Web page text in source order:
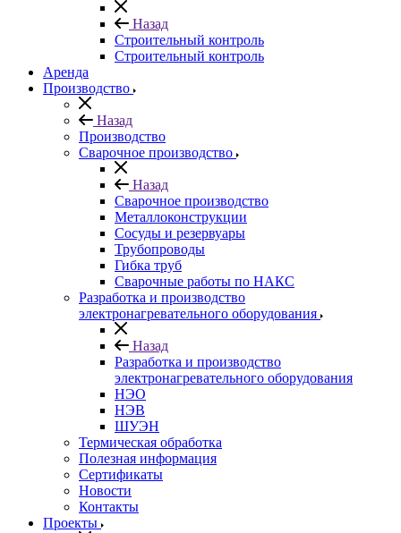
Назад
Строительный контроль
Строительный контроль
Аренда
Производство
Назад
Производство
Сварочное производство
Назад
Сварочное производство
Металлоконструкции
Сосуды и резервуары
Трубопроводы
Гибка труб
Сварочные работы по НАКС
Разработка и производство
электронагревательного оборудования
Назад
Разработка и производство
электронагревательного оборудования
НЭО
НЭВ
ШУЭН
Термическая обработка
Полезная информация
Сертификаты
Новости
Контакты
Проекты